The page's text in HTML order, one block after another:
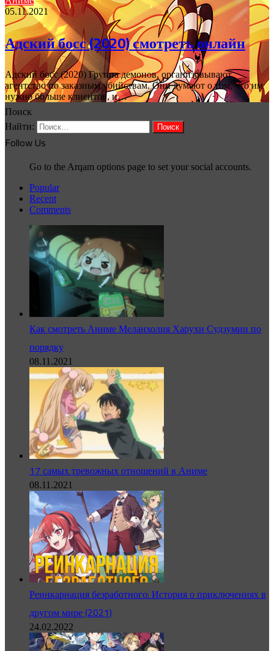
05.11.2021
Адский босс (2020) смотреть онлайн
Адский босс (2020) Группа демонов, организовывают
агентство по заказным убийствам. Они думают о том, что им
нужно больше клиентов, и…
Поиск
Найти:
Follow Us
Go to the Arqam options page to set your social accounts.
Popular
Recent
Comments
Как смотреть Аниме Меланхолия Харухи Судзумии по
порядку
08.11.2021
17 самых тревожных отношений в Аниме
08.11.2021
Реинкарнация безработного: История о приключениях в
другом мире (2021)
24.02.2022